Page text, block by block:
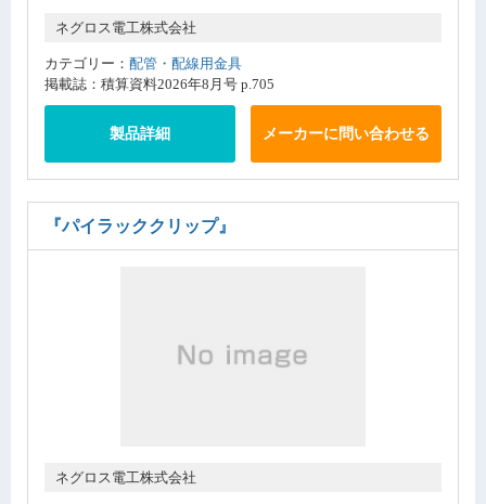
ネグロス電工株式会社
カテゴリー： 配管・配線用金具
掲載誌：積算資料2026年8月号 p.705
製品詳細 メーカーに問い合わせる
『パイラッククリップ』
ネグロス電工株式会社